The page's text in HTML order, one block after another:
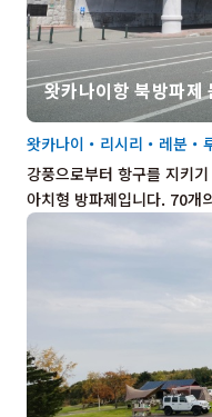
왓카나이항 북방파제
강풍으로부터 항구를 지키
아치형 방파제입니다. 70개
왓카나이・리시리・레분・